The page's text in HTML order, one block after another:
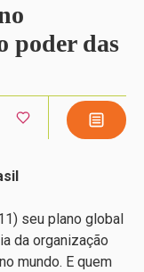
poder das
seu plano global
da organização
mundo. E quem